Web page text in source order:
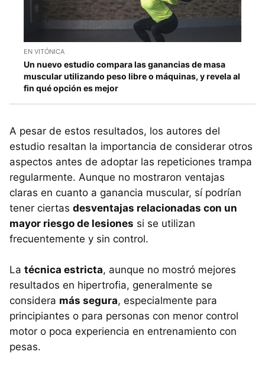
EN VITÓNICA
Un nuevo estudio compara las ganancias de masa
muscular utilizando peso libre o máquinas, y revela al
fin qué opción es mejor
A pesar de estos resultados, los autores del
estudio resaltan la importancia de considerar otros
aspectos antes de adoptar las repeticiones trampa
regularmente. Aunque no mostraron ventajas
claras en cuanto a ganancia muscular, sí podrían
tener ciertas desventajas relacionadas con un
mayor riesgo de lesiones si se utilizan
frecuentemente y sin control.
La técnica estricta, aunque no mostró mejores
resultados en hipertrofia, generalmente se
considera más segura, especialmente para
principiantes o para personas con menor control
motor o poca experiencia en entrenamiento con
pesas.